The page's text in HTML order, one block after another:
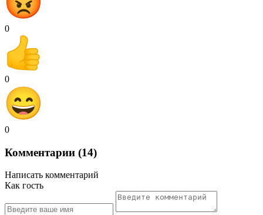
0
0
0
Комментарии (14)
Написать комментарий
Как гость